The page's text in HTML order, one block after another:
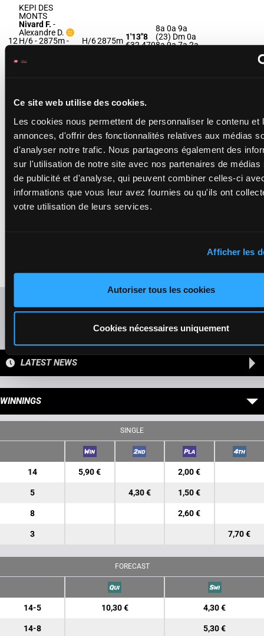
Ce site web utilise des cookies.
Les cookies nous permettent de personnaliser le contenu et
annonces, d'offrir des fonctionnalités relatives aux médias
d'analyser notre trafic. Nous partageons également des
sur l'utilisation de notre site avec nos partenaires de médias
de publicité et d'analyse, qui peuvent combiner celles-ci
informations que vous leur avez fournies ou qu'ils ont
votre utilisation de leurs services.
Afficher les
Autoriser tous les cookies
Cookies nécessaires uniquement
12
KEPI DES
MONTS
Nivard F. -
Alexandre D.
H/6 - 2875m-
Dm 0a 8a 9a 7a
H/62875m 1'13"8
€32,470
8a 0a 9a
(23) Dm 0a
8a 9a 7a 2a
13
KAID DUCAL
Verva Pie. Y.-
M/4 - 2875m-
1'13"0- €32,870
3a 7a 4a 6a 8a
9a 6a 4a 6a (23)
1a Da 0a
M/42875m 1'13"0
3a 7a 4a 6a
8a 9a 6a 4a
Da 0a
KASH DES
6a 3a 5a
Presence of favorite horses
LATEST NEWS
WINNINGS
SINGLE
14 5,90 € 2,00 €
5 4,30 € 1,50 €
8 2,60 €
3 7,70 €
FORECAST
14-5 10,30 € 4,30 €
14-8 5,30 €